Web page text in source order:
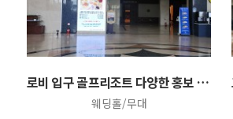
로비 입구 골프리조트 다양한 홍보 안내 대형 LED전광…
웨딩홀/무대